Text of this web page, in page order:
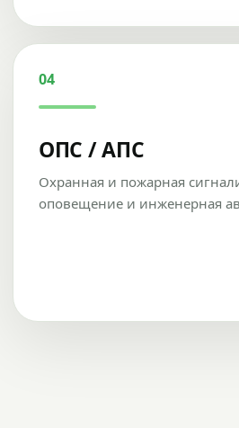
04
ОПС / АПС
Охранная и пожарная
оповещение и инженерная